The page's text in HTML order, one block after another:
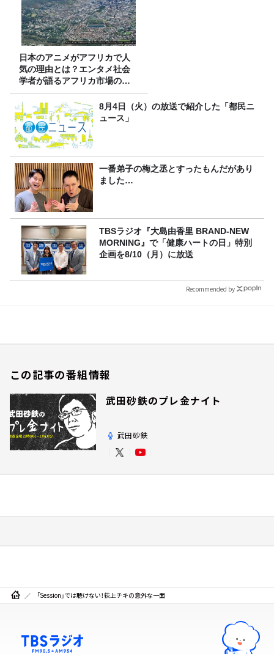
日本のアニメがアフリカで人
気の理由とは？エンタメ社会
学者が語るアフリカ市場のリ
アル
8月4日（火）の放送で紹介した「都民ニ
ュース」
一番弟子の梅之丞とすったもんだがあり
ました…
TBSラジオ『大島由香里 BRAND-NEW
MORNING』で「健康ハートの日」特別
企画を8/10（月）に放送
Recommended by
この記事の番組情報
武田砂鉄のプレ金ナイト
武田砂鉄
「Session」では聴けない！荻上チキの意外な一面